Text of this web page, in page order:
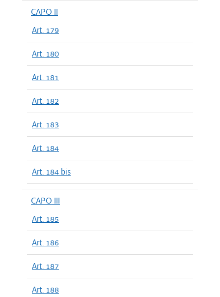
CAPO II
Art. 179
Art. 180
Art. 181
Art. 182
Art. 183
Art. 184
Art. 184 bis
CAPO III
Art. 185
Art. 186
Art. 187
Art. 188